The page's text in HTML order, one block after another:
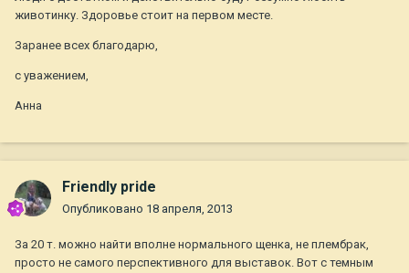
животинку. Здоровье стоит на первом месте.
Заранее всех благодарю,
с уважением,
Анна
Friendly pride
Опубликовано 18 апреля, 2013
За 20 т. можно найти вполне нормального щенка, не плембрак,
просто не самого перспективного для выставок. Вот с темным